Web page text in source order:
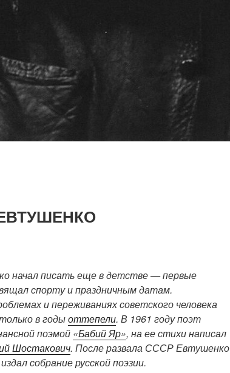
начал писать еще в детстве — первые
спорту и праздничным датам.
и переживаниях советского человека
в годыоттепели. В 1961 году поэт
поэмой «Бабий Яр», на ее стихи написал
Шостакович. После развала СССР Евтушенко
собрание русской поэзии.